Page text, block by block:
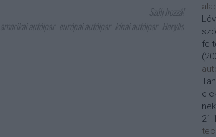
Szólj hozzá!
amerikai autóipar európai autóipar kínai autóipar Berylls
(